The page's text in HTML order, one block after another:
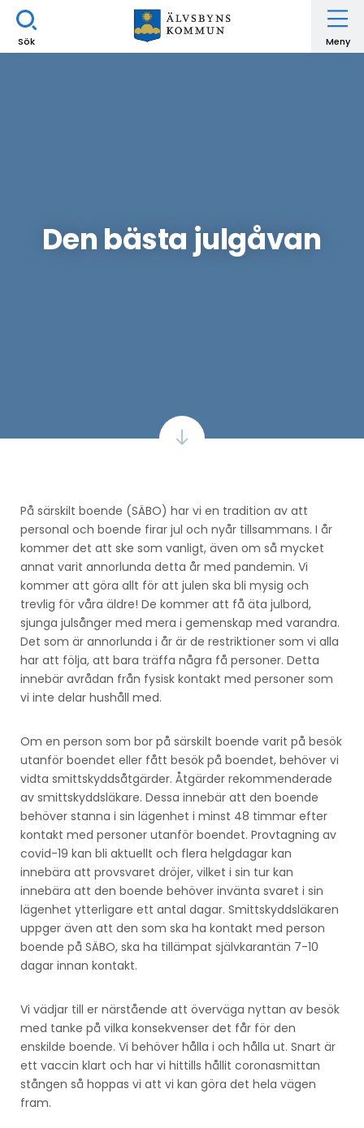
Sök Meny
Den bästa julgåvan
På särskilt boende (SÄBO) har vi en tradition av att
personal och boende firar jul och nyår tillsammans. I år
kommer det att ske som vanligt, även om så mycket
annat varit annorlunda detta år med pandemin. Vi
kommer att göra allt för att julen ska bli mysig och
trevlig för våra äldre! De kommer att få äta julbord,
sjunga julsånger med mera i gemenskap med varandra.
Det som är annorlunda i år är de restriktioner som vi alla
har att följa, att bara träffa några få personer. Detta
innebär avrådan från fysisk kontakt med personer som
vi inte delar hushåll med.
Om en person som bor på särskilt boende varit på besök
utanför boendet eller fått besök på boendet, behöver vi
vidta smittskyddsåtgärder. Åtgärder rekommenderade
av smittskyddsläkare. Dessa innebär att den boende
behöver stanna i sin lägenhet i minst 48 timmar efter
kontakt med personer utanför boendet. Provtagning av
covid-19 kan bli aktuellt och flera helgdagar kan
innebära att provsvaret dröjer, vilket i sin tur kan
innebära att den boende behöver invänta svaret i sin
lägenhet ytterligare ett antal dagar. Smittskyddsläkaren
uppger även att den som ska ha kontakt med person
boende på SÄBO, ska ha tillämpat självkarantän 7-10
dagar innan kontakt.
Vi vädjar till er närstående att överväga nyttan av besök
med tanke på vilka konsekvenser det får för den
enskilde boende. Vi behöver hålla i och hålla ut. Snart är
ett vaccin klart och har vi hittills hållit coronasmittan
stången så hoppas vi att vi kan göra det hela vägen
fram.